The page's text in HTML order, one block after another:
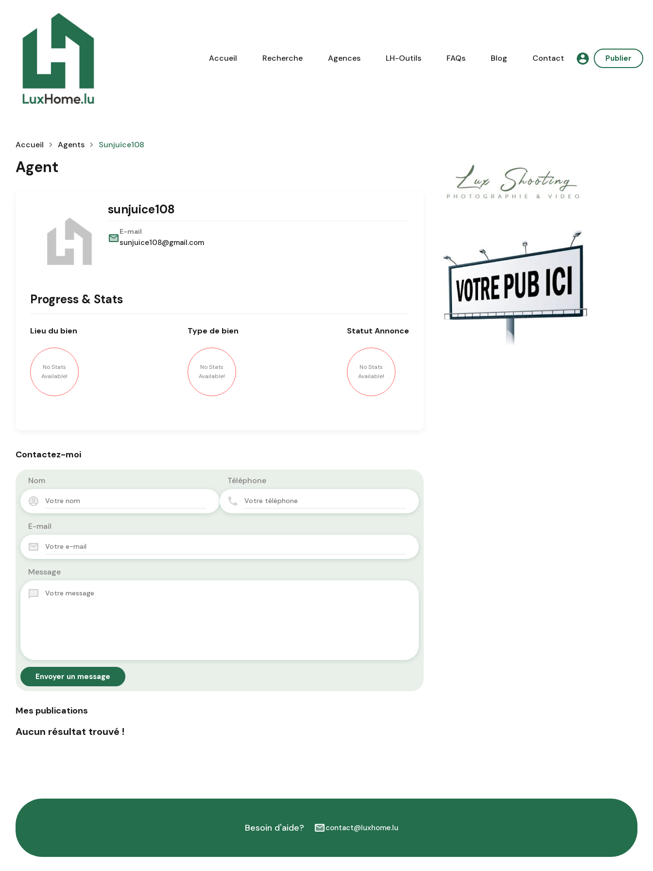
Accueil Recherche Agences LH-Outils FAQs Blog Contact Publier
Accueil Agents Sunjuice108
Agent
sunjuice108
E-mail
sunjuice108@gmail.com
Progress & Stats
Lieu du bien
No Stats
Available!
Type de bien
No Stats
Available!
Statut Annonce
No Stats
Available!
Contactez-moi
Nom Téléphone
E-mail
Message
Envoyer un message
Mes publications
Aucun résultat trouvé !
Besoin d'aide? contact@luxhome.lu